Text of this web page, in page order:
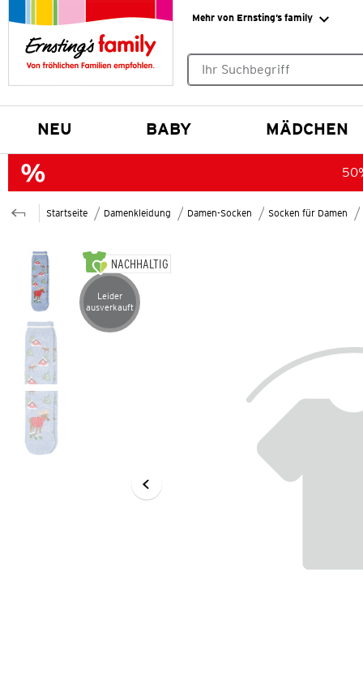
Mehr von Ernsting’s family
NEU BABY MÄDCHEN
Startseite Damenkleidung Damen-Socken Socken für Damen
NACHHALTIG
Artikel leider ausverkauft
Leider
ausverkauft